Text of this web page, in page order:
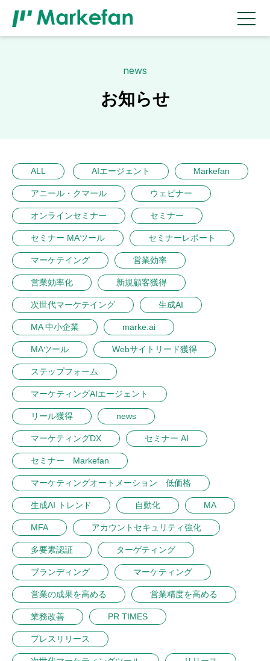
news
お知らせ
ALL AIエージェント Markefan
アニール・クマール ウェビナー
オンラインセミナー セミナー
セミナー MAツール セミナーレポート
マーケテイング 営業効率
営業効率化 新規顧客獲得
次世代マーケテイング 生成AI
MA 中小企業 marke.ai
MAツール Webサイトリード獲得
ステップフォーム
マーケティングAIエージェント
リール獲得 news
マーケティングDX セミナー AI
セミナー Markefan
マーケティングオートメーション 低価格
生成AI トレンド 自動化 MA
MFA アカウントセキュリティ強化
多要素認証 ターゲティング
ブランディング マーケティング
営業の成果を高める 営業精度を高める
業務改善 PR TIMES
プレスリリース